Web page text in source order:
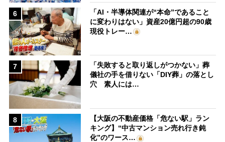
6
「AI・半導体関連が“本命”であること
に変わりはない」資産20億円超の90歳
現役トレー…
7
「失敗すると取り返しがつかない」葬
儀社の手を借りない「DIY葬」の落とし
穴 素人には…
8
【大阪の不動産価格「危ない駅」ラン
キング】“中古マンション売れ行き鈍
化”のワース…